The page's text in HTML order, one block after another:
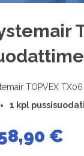
TOPVEX
1 kpl
€